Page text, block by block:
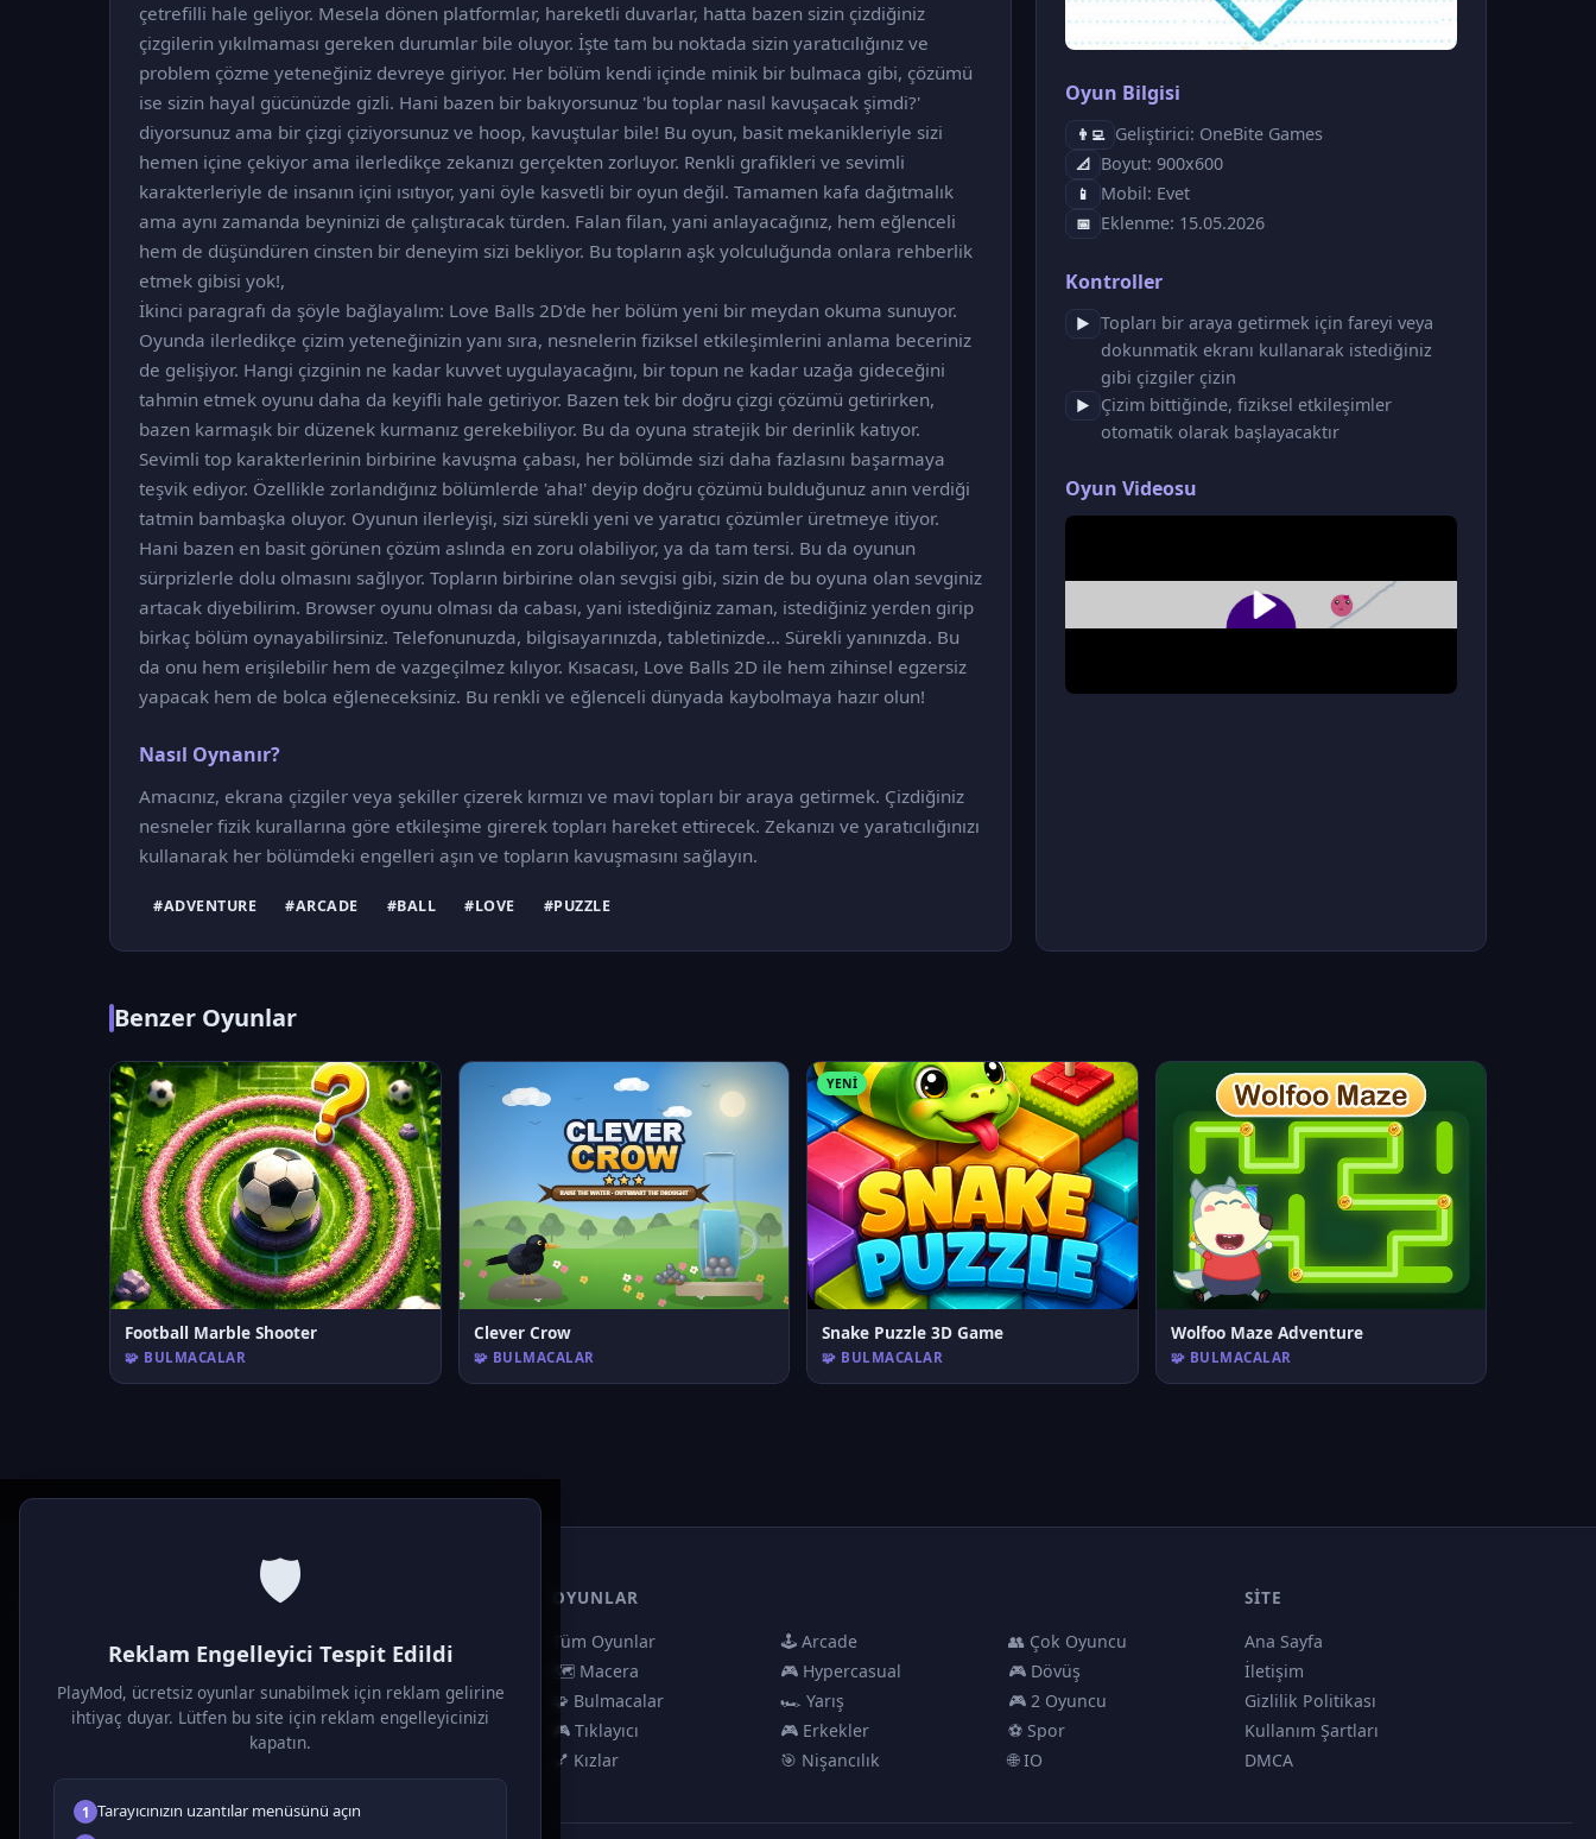
çetrefilli hale geliyor. Mesela dönen platformlar, hareketli duvarlar, hatta bazen sizin çizdiğiniz
çizgilerin yıkılmaması gereken durumlar bile oluyor. İşte tam bu noktada sizin yaratıcılığınız ve
problem çözme yeteneğiniz devreye giriyor. Her bölüm kendi içinde minik bir bulmaca gibi, çözümü
ise sizin hayal gücünüzde gizli. Hani bazen bir bakıyorsunuz 'bu toplar nasıl kavuşacak şimdi?'
diyorsunuz ama bir çizgi çiziyorsunuz ve hoop, kavuştular bile! Bu oyun, basit mekanikleriyle sizi
hemen içine çekiyor ama ilerledikçe zekanızı gerçekten zorluyor. Renkli grafikleri ve sevimli
karakterleriyle de insanın içini ısıtıyor, yani öyle kasvetli bir oyun değil. Tamamen kafa dağıtmalık
ama aynı zamanda beyninizi de çalıştıracak türden. Falan filan, yani anlayacağınız, hem eğlenceli
hem de düşündüren cinsten bir deneyim sizi bekliyor. Bu topların aşk yolculuğunda onlara rehberlik
etmek gibisi yok!,
İkinci paragrafı da şöyle bağlayalım: Love Balls 2D'de her bölüm yeni bir meydan okuma sunuyor.
Oyunda ilerledikçe çizim yeteneğinizin yanı sıra, nesnelerin fiziksel etkileşimlerini anlama beceriniz
de gelişiyor. Hangi çizginin ne kadar kuvvet uygulayacağını, bir topun ne kadar uzağa gideceğini
tahmin etmek oyunu daha da keyifli hale getiriyor. Bazen tek bir doğru çizgi çözümü getirirken,
bazen karmaşık bir düzenek kurmanız gerekebiliyor. Bu da oyuna stratejik bir derinlik katıyor.
Sevimli top karakterlerinin birbirine kavuşma çabası, her bölümde sizi daha fazlasını başarmaya
teşvik ediyor. Özellikle zorlandığınız bölümlerde 'aha!' deyip doğru çözümü bulduğunuz anın verdiği
tatmin bambaşka oluyor. Oyunun ilerleyişi, sizi sürekli yeni ve yaratıcı çözümler üretmeye itiyor.
Hani bazen en basit görünen çözüm aslında en zoru olabiliyor, ya da tam tersi. Bu da oyunun
sürprizlerle dolu olmasını sağlıyor. Topların birbirine olan sevgisi gibi, sizin de bu oyuna olan sevginiz
artacak diyebilirim. Browser oyunu olması da cabası, yani istediğiniz zaman, istediğiniz yerden girip
birkaç bölüm oynayabilirsiniz. Telefonunuzda, bilgisayarınızda, tabletinizde… Sürekli yanınızda. Bu
da onu hem erişilebilir hem de vazgeçilmez kılıyor. Kısacası, Love Balls 2D ile hem zihinsel egzersiz
yapacak hem de bolca eğleneceksiniz. Bu renkli ve eğlenceli dünyada kaybolmaya hazır olun!
Nasıl Oynanır?
Amacınız, ekrana çizgiler veya şekiller çizerek kırmızı ve mavi topları bir araya getirmek. Çizdiğiniz
nesneler fizik kurallarına göre etkileşime girerek topları hareket ettirecek. Zekanızı ve yaratıcılığınızı
kullanarak her bölümdeki engelleri aşın ve topların kavuşmasını sağlayın.
#ADVENTURE #ARCADE #BALL #LOVE #PUZZLE
Oyun Bilgisi
👨‍💻 Geliştirici: OneBite Games
📐 Boyut: 900x600
📱 Mobil: Evet
📅 Eklenme: 15.05.2026
Kontroller
▶ Topları bir araya getirmek için fareyi veya
dokunmatik ekranı kullanarak istediğiniz
gibi çizgiler çizin
▶
Çizim bittiğinde, fiziksel etkileşimler
otomatik olarak başlayacaktır
Oyun Videosu
Benzer Oyunlar
Football Marble Shooter
🧩 BULMACALAR
Clever Crow
🧩 BULMACALAR
YENI
Snake Puzzle 3D Game
🧩 BULMACALAR
Wolfoo Maze Adventure
🧩 BULMACALAR
🛡️
Reklam Engelleyici Tespit Edildi
PlayMod, ücretsiz oyunlar sunabilmek için reklam gelirine
ihtiyaç duyar. Lütfen bu site için reklam engelleyicinizi
kapatın.
1 Tarayıcınızın uzantılar menüsünü açın
Ücretsiz online HTML5 oyunlar! Aksiyon, bulmaca, spor ve
OYUNLAR
Tüm Oyunlar
🗺️ Macera
🧩 Bulmacalar
🎮 Tıklayıcı
💅 Kızlar
🕹️ Arcade
🎮 Hypercasual
🏎️ Yarış
🎮 Erkekler
🎯 Nişancılık
👥 Çok Oyuncu
🎮 Dövüş
🎮 2 Oyuncu
⚽ Spor
🌐 IO
SITE
Ana Sayfa
İletişim
Gizlilik Politikası
Kullanım Şartları
DMCA